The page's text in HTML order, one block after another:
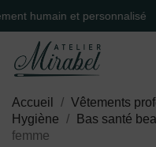
et personnalisé
Accueil Vêtements
Hygiène
Bas santé
femme